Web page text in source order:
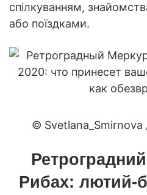
спілкуванням,
або поїздками.
© Svetlana_Smirnova
Рибах: лютий-